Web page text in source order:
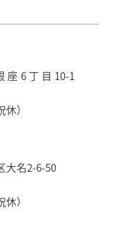
座6丁目10-1
）
大名2-6-50
）